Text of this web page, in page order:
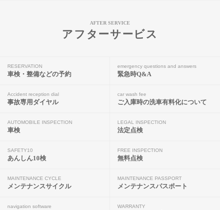
AFTER SERVICE
アフターサービス
RESERVATION
車検・整備などの予約
emergency questions and answers
緊急時Q&A
Accident reception dial
事故専用ダイヤル
car wash fee
ご入庫時の洗車有料化について
AUTOMOBILE INSPECTION
車検
LEGAL INSPECTION
法定点検
SAFETY10
あんしん10検
FREE INSPECTION
無料点検
MAINTENANCE CYCLE
メンテナンスサイクル
MAINTENANCE PASSPORT
メンテナンスパスポート
navigation software WARRANTY